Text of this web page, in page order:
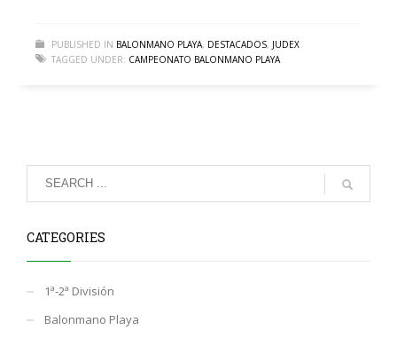
PUBLISHED IN BALONMANO PLAYA, DESTACADOS, JUDEX
TAGGED UNDER: CAMPEONATO BALONMANO PLAYA
CATEGORIES
1ª-2ª División
Balonmano Playa